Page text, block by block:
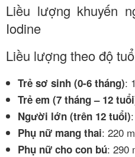
Liều lượng khuyến
Iodine
Liều lượng theo độ
Trẻ sơ sinh (0-6 tháng):
Trẻ em (7 tháng – 12
Người lớn (trên 12 tuổi)
Phụ nữ mang thai: 220
Phụ nữ cho con bú: 290